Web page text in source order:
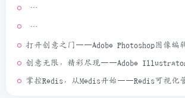
打开创意之门——Adobe Photoshop图像编辑软
创意无限，精彩尽现——Adobe Illustrator矢量图形设计
掌控Redis，从Medis开始——Redis可视化管理工